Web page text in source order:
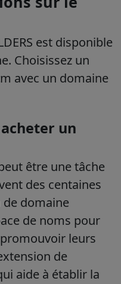
est disponible
Choisissez un
avec un domaine
un
être une tâche
des centaines
de domaine
de noms pour
leurs
de
aide à établir la